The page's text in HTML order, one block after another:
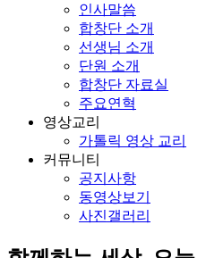
인사말씀
합창단 소개
선생님 소개
단원 소개
합창단 자료실
주요연혁
영상교리
가톨릭 영상 교리
커뮤니티
공지사항
동영상보기
사진갤러리